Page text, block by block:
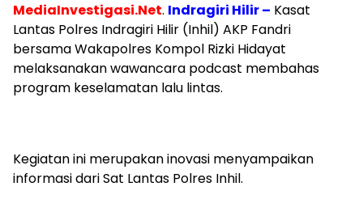
MediaInvestigasi.Net. Indragiri Hilir – Kasat
Lantas Polres Indragiri Hilir (Inhil) AKP Fandri
bersama Wakapolres Kompol Rizki Hidayat
melaksanakan wawancara podcast membahas
program keselamatan lalu lintas.
Kegiatan ini merupakan inovasi menyampaikan
informasi dari Sat Lantas Polres Inhil.